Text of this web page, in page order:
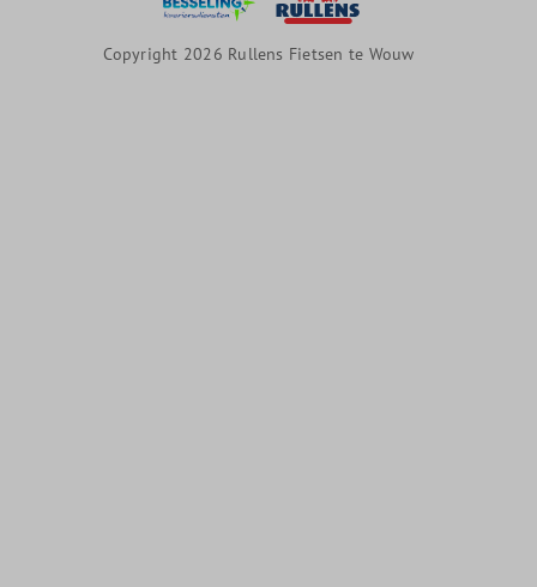
Copyright 2026 Rullens Fietsen te Wouw